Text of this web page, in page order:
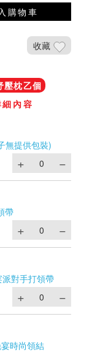
購物車
收藏
壓枕乙個
內容
無提供包裝)
帶
對手打領帶
時尚領結